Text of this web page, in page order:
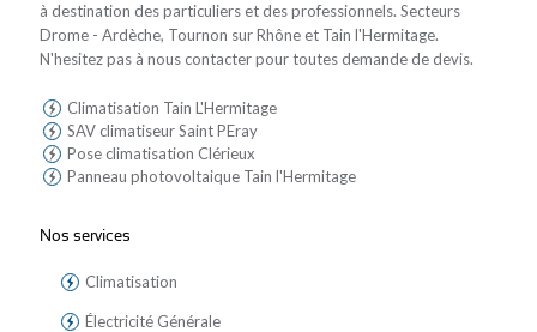
à destination des particuliers et des professionnels. Secteurs
Drome - Ardèche, Tournon sur Rhône et Tain l'Hermitage.
N'hesitez pas à nous contacter pour toutes demande de devis.
Climatisation Tain L'Hermitage
SAV climatiseur Saint PEray
Pose climatisation Clérieux
Panneau photovoltaique Tain l'Hermitage
Nos services
Climatisation
Électricité Générale